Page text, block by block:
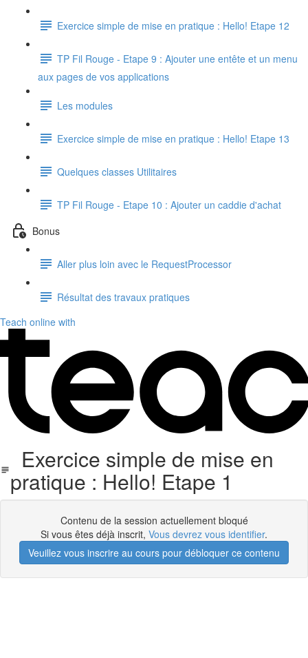
Exercice simple de mise en pratique : Hello! Etape 12
TP Fil Rouge - Etape 9 : Ajouter une entête et un menu
aux pages de vos applications
Les modules
Exercice simple de mise en pratique : Hello! Etape 13
Quelques classes Utilitaires
TP Fil Rouge - Etape 10 : Ajouter un caddie d'achat
Bonus
Aller plus loin avec le RequestProcessor
Résultat des travaux pratiques
Teach online with
Exercice simple de mise en
pratique : Hello! Etape 1
Contenu de la session actuellement bloqué
Si vous êtes déjà inscrit, Vous devrez vous identifier.
Veuillez vous inscrire au cours pour débloquer ce contenu